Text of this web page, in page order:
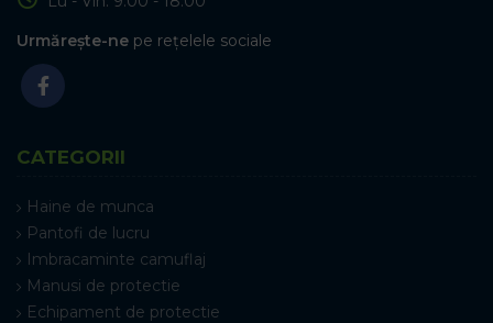
Urmărește-ne pe rețelele sociale
CATEGORII
Haine de munca
Pantofi de lucru
Imbracaminte camuflaj
Manusi de protectie
Echipament de protectie